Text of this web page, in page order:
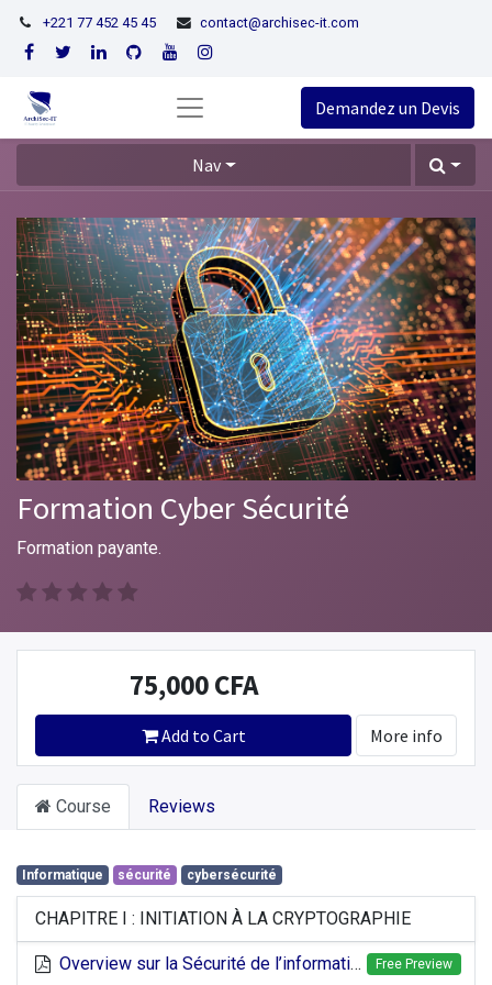
+221 77 452 45 45 contact@archisec-it.com
Demandez un Devis
Nav
Formation Cyber Sécurité
Formation payante.
75,000CFA
Add to Cart More info
Course Reviews
Informatique sécurité cybersécurité
CHAPITRE I : INITIATION À LA CRYPTOGRAPHIE
Overview sur la Sécurité de l’information et Objectifs de la Cryptographie Free Preview